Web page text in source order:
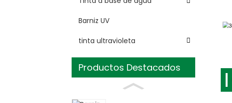
Barniz UV
tinta ultravioleta
Productos Destacados